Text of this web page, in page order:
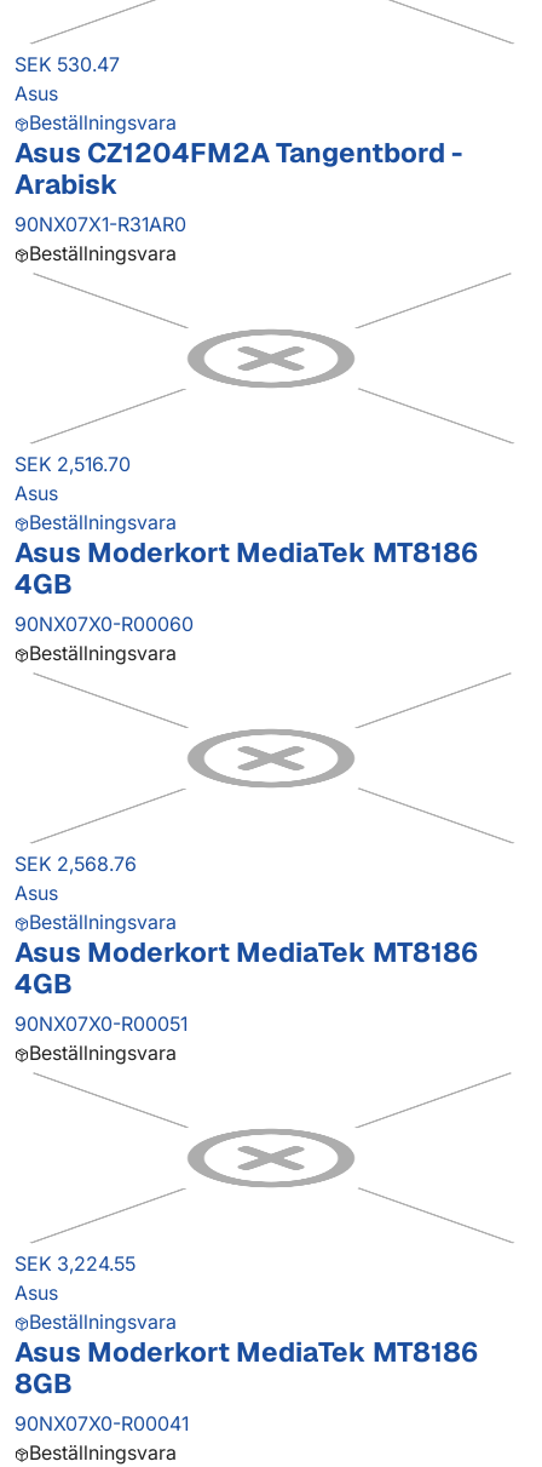
SEK 530.47
Asus
Beställningsvara
Asus CZ1204FM2A Tangentbord -
Arabisk
90NX07X1-R31AR0
Beställningsvara
SEK 2,516.70
Asus
Beställningsvara
Asus Moderkort MediaTek MT8186
4GB
90NX07X0-R00060
Beställningsvara
SEK 2,568.76
Asus
Beställningsvara
Asus Moderkort MediaTek MT8186
4GB
90NX07X0-R00051
Beställningsvara
SEK 3,224.55
Asus
Beställningsvara
Asus Moderkort MediaTek MT8186
8GB
90NX07X0-R00041
Beställningsvara